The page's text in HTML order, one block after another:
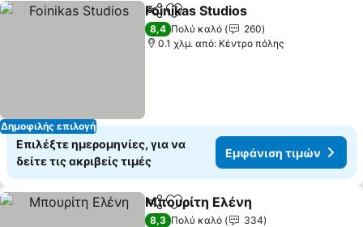
Δημοφιλής επιλογή
Κοινοποίηση
Προσθήκη στα αγαπημένα
Foinikas Studios
8,4 Πολύ καλό
260
0.1 χλμ. από: Κέντρο πόλης
Επιλέξτε ημερομηνίες, για να
δείτε τις ακριβείς τιμές
Εμφάνιση τιμών
Κοινοποίηση
Προσθήκη στα αγαπημένα
Μπουρίτη Ελένη
8,3 Πολύ καλό
334